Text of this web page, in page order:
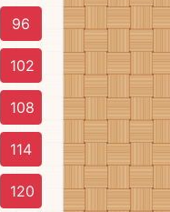
96
102
108
114
120